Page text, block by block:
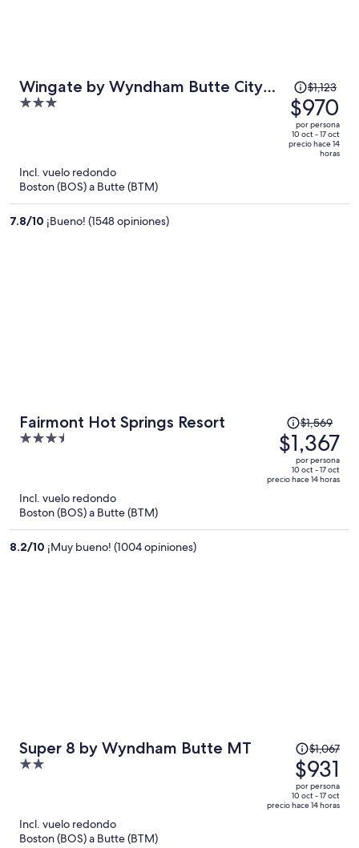
Wingate by Wyndham Butte City
Center I-15/I-90
3
El
precio
era
de
$1,123
es
$1,123
$970
por persona
10 oct - 17 oct
precio hace 14
horas
Incl. vuelo redondo
Boston (BOS) a Butte (BTM)
7.8/10 ¡Bueno! (1548 opiniones)
Fairmont Hot Springs Resort
3.5
El
precio
era
de
$1,569
$1,569
$1,367
por persona
10 oct - 17 oct
precio hace 14 horas
Incl. vuelo redondo
Boston (BOS) a Butte (BTM)
8.2/10 ¡Muy bueno! (1004 opiniones)
Super 8 by Wyndham Butte MT
2
El
precio
era
de
$1,067
$1,067
$931
por persona
10 oct - 17 oct
precio hace 14 horas
Incl. vuelo redondo
Boston (BOS) a Butte (BTM)